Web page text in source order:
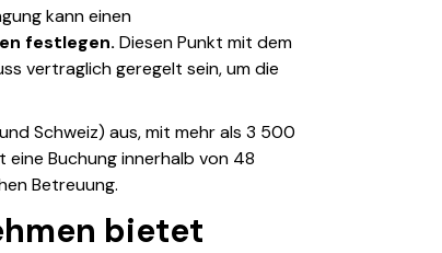
kann einen
festlegen. Diesen Punkt mit dem
vertraglich geregelt sein, um die
Schweiz) aus, mit mehr als 3 500
Buchung innerhalb von 48
Betreuung.
bietet